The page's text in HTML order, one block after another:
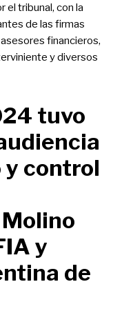
el tribunal, con la
de las firmas
financieros,
y diversos
tuvo
control
y
de